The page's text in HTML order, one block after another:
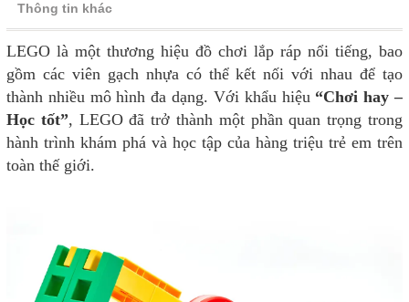
Thông tin khác
LEGO là một thương hiệu đồ chơi lắp ráp nổi tiếng, bao
gồm các viên gạch nhựa có thể kết nối với nhau để tạo
thành nhiều mô hình đa dạng. Với khẩu hiệu “Chơi hay –
Học tốt”, LEGO đã trở thành một phần quan trọng trong
hành trình khám phá và học tập của hàng triệu trẻ em trên
toàn thế giới.